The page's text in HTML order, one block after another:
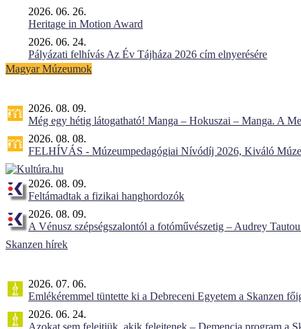
2026. 06. 26.
Heritage in Motion Award
2026. 06. 24.
Pályázati felhívás Az Év Tájháza 2026 cím elnyerésére
Magyar Múzeumok
2026. 08. 09.
Még egy hétig látogatható! Manga – Hokuszai – Manga. A
2026. 08. 08.
FELHÍVÁS - Múzeumpedagógiai Nívódíj 2026, Kiváló
2026. 08. 09.
Feltámadtak a fizikai hanghordozók
2026. 08. 09.
A Vénusz szépségszalontól a fotóművészetig – Audrey
Skanzen hírek
2026. 07. 06.
Emlékéremmel tüntette ki a Debreceni Egyetem a Skanzen
2026. 06. 24.
Azokat sem felejtjük, akik felejtenek – Demencia program a